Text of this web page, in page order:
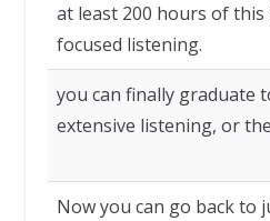
at least 200 hours of
focused listening.
you can finally graduate
extensive listening, or
Now you can go back to